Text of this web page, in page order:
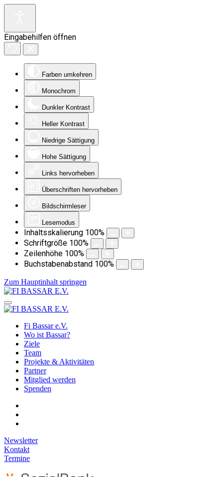
Eingabehilfen öffnen
Farben umkehren
Monochrom
Dunkler Kontrast
Heller Kontrast
Niedrige Sättigung
Hohe Sättigung
Links hervorheben
Überschriften hervorheben
Bildschirmleser
Lesemodus
Inhaltsskalierung 100%
Schriftgröße 100%
Zeilenhöhe 100%
Buchstabenabstand 100%
Zum Hauptinhalt springen
Fi Bassar e.V.
Wo ist Bassar?
Ziele
Team
Projekte & Aktivitäten
Partner
Mitglied werden
Spenden
Newsletter
Kontakt
Termine